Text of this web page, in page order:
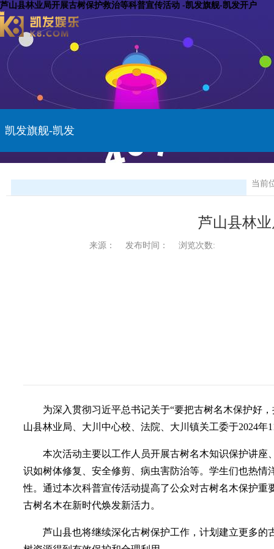
芦山县林业局开展古树保护救治等科普宣传活动 -凯发旗舰-凯发开户
凯发旗舰-凯发
当前
芦山县林
来源： 发布时间： 浏览次数:
为深入贯彻习近平总书记关于“要把古树名木保护好
山县林业局、大川中心校、法院、大川镇关工委于2024
本次活动主要以工作人员开展古树名木知识保护讲
识如树体修复、安全修剪、病虫害防治等。学生们也热
性。通过本次科普宣传活动提高了公众对古树名木保护
古树名木在新时代焕发新活力。
芦山县也将继续深化古树保护工作，计划建立更多